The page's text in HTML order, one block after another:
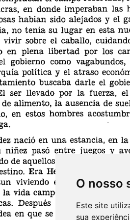
O nosso
Este site
sua